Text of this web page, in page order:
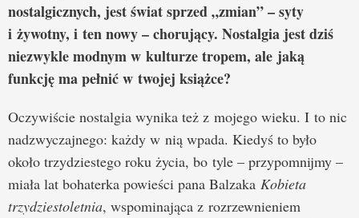
nostalgicznych, jest świat sprzed „zmian” – syty
i żywotny, i ten nowy – chorujący. Nostalgia jest dziś
niezwykle modnym w kulturze tropem, ale jaką
funkcję ma pełnić w twojej książce?
Oczywiście nostalgia wynika też z mojego wieku. I to nic
nadzwyczajnego: każdy w nią wpada. Kiedyś to było
około trzydziestego roku życia, bo tyle – przypomnijmy –
miała lat bohaterka powieści pana Balzaka Kobieta
trzydziestoletnia, wspominająca z rozrzewnieniem